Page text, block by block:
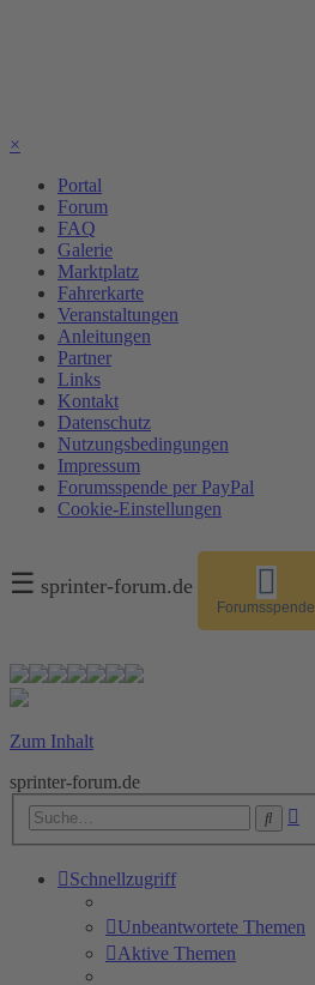
×
Portal
Forum
FAQ
Galerie
Marktplatz
Fahrerkarte
Veranstaltungen
Anleitungen
Partner
Links
Kontakt
Datenschutz
Nutzungsbedingungen
Impressum
Forumsspende per PayPal
Cookie-Einstellungen
☰ sprinter-forum.de
Forumsspende
Zum Inhalt
sprinter-forum.de
Suche
Schnellzugriff
Unbeantwortete Themen
Aktive Themen